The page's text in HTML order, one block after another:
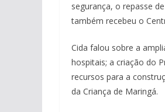
segurança, o repasse
também recebeu o
Cida falou sobre a
hospitais; a criação do
recursos para a
da Criança de Maringá.